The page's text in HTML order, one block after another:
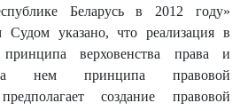
Беларусь в 2012 году»
Судом указано, что реализация в
принципа верховенства права и
нем принципа правовой
создание правовой